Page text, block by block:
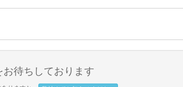
待ちしております